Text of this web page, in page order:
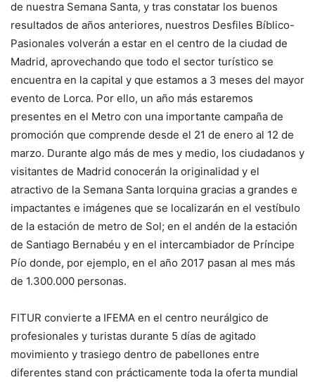
de nuestra Semana Santa, y tras constatar los buenos
resultados de años anteriores, nuestros Desfiles Bíblico-
Pasionales volverán a estar en el centro de la ciudad de
Madrid, aprovechando que todo el sector turístico se
encuentra en la capital y que estamos a 3 meses del mayor
evento de Lorca. Por ello, un año más estaremos
presentes en el Metro con una importante campaña de
promoción que comprende desde el 21 de enero al 12 de
marzo. Durante algo más de mes y medio, los ciudadanos y
visitantes de Madrid conocerán la originalidad y el
atractivo de la Semana Santa lorquina gracias a grandes e
impactantes e imágenes que se localizarán en el vestíbulo
de la estación de metro de Sol; en el andén de la estación
de Santiago Bernabéu y en el intercambiador de Príncipe
Pío donde, por ejemplo, en el año 2017 pasan al mes más
de 1.300.000 personas.
FITUR convierte a IFEMA en el centro neurálgico de
profesionales y turistas durante 5 días de agitado
movimiento y trasiego dentro de pabellones entre
diferentes stand con prácticamente toda la oferta mundial